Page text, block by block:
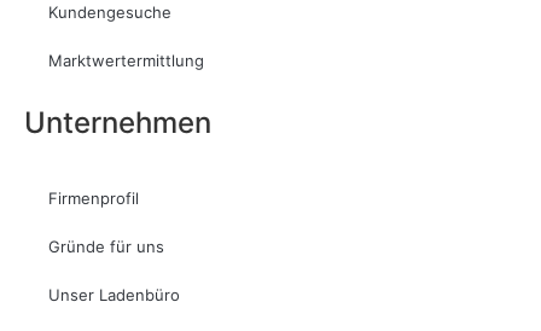
Kundengesuche
Marktwertermittlung
Unternehmen
Firmenprofil
Gründe für uns
Unser Ladenbüro